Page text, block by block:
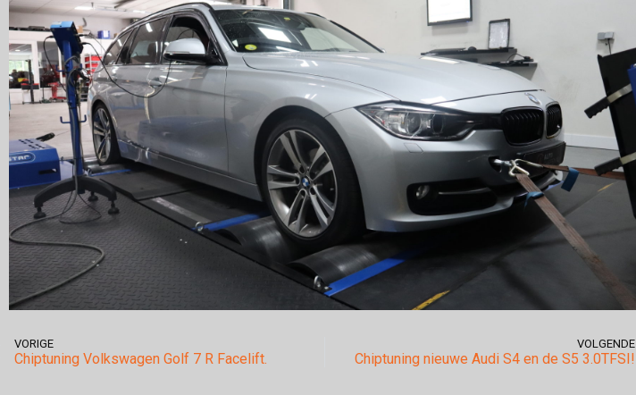
VORIGE
Chiptuning Volkswagen Golf 7 R Facelift.
VOLGENDE
Chiptuning nieuwe Audi S4 en de S5 3.0TFSI!